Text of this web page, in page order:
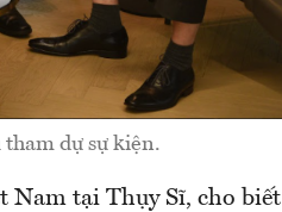
tham dự sự kiện.
Nam tại Thụy Sĩ, cho biết